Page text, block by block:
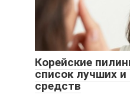
Корейские
список лучших
средств